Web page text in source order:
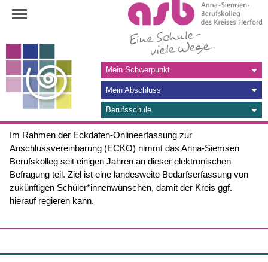
Navigation
überspringen
Mein Schwerpunkt
Mein Abschluss
Berufsschule
Im Rahmen der Eckdaten-Onlineerfassung zur
Anschlussvereinbarung (ECKO) nimmt das Anna-Siemsen
Berufskolleg seit einigen Jahren an dieser elektronischen
Befragung teil. Ziel ist eine landesweite Bedarfserfassung von
zukünftigen Schüler*innenwünschen, damit der Kreis ggf.
hierauf regieren kann.